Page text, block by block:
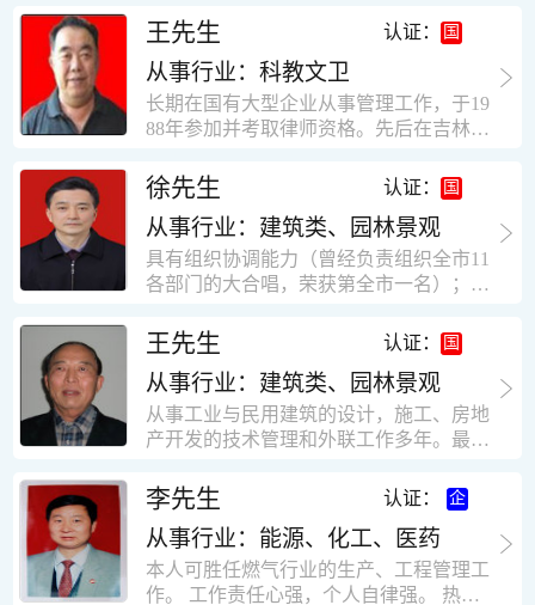
术负责人，该项目为水泥生产线，该项目
有圆形连体熟料仓12，每个直径9米高41
米，砖混结构，皮带运输走廊一个，框架
结构长185米，高5.2米的框架结构。1991
年调入新乡市新营建筑公司历任：七里三
营乡刘庄火力发电厂项目经理，该项目有
平方装配式工业厂房，焦作市林果住宅小
区项目经理，该项目有住宅楼9栋6层砖混
结构，总建筑面积36000平方米。2004年
限公司专业监理工程师，广东重工监理有
限公司任专业监理工程师，监督的工程
有：广东东莞市花润雪花啤酒厂二期扩建
工程，该工程有钢结构工业厂房2栋，每
栋9000平方米。东莞市新世纪花苑，该工
场；一栋17层。2栋总面积32000平方米，
框架结构。南奥园金州商业步行街等工
程。30年的工作经验积累，使自己能适应
建筑行业的多种工作岗位。
闭路电视监控系统、防盗报警系统、门禁
一卡通系统、停车场管理系统、巡更系
统、远程抄表系统等相关系统主流产品，
有较强的售前技术支持能力，并具有较丰
富的设备调试经验； 能独立完成系统集成
建与扩充经验，并具备教育训练能力；
王先生 认证：
从事行业：科教文卫
长期在国有大型企业从事管理工作，于19
88年参加并考取律师资格。先后在吉林油
辽宁华夏律师事务所和辽宁鑫诺律师事务
所执业。王律师在数十年的执业经历中，
多次与美国、英国、香港、北京、深圳等
地的律师共同办理法律事务。 对民商事的
诉讼和非诉讼的合同纠纷、劳动纠纷、债
对刑事案件、仲裁案件都颇有造诣。尤其
擅长处理涉及公司管理、企业改制，资产
收购重组等法律业务。王律师有多篇学术
论文在省部级会议和刊物上发表。数十年
的执业经历中，王律师经办了数百起诉讼
和非诉讼案件，取得了较好的经济效益和
律师一贯的工作作风；法律第一和当事人
合法权益第一，忠诚和敬业是王福营律师
的永恒的追求。
徐先生 认证：
从事行业：建筑类、园林景观
具有组织协调能力（曾经负责组织全市11
各部门的大合唱，荣获第全市一名）；知
等领域）；实际工作能力强，且经验丰
富。
王先生 认证：
从事行业：建筑类、园林景观
从事工业与民用建筑的设计，施工、房地
产开发的技术管理和外联工作多年。最大
最高26层。基础理论和专业技术知识功底
深厚，能熟练从事复杂技术工程的设计与
计算工作，有丰富的大中型工程项目的施
工技术经验。知识广博，设计、施工、予
决算、资产评估等都有较深造诣。曾独立
李先生 认证：
从事行业：能源、化工、医药
本人可胜任燃气行业的生产、工程管理工
作。 工作责任心强，个人自律强。 热爱